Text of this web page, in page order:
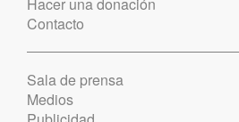
Contacto
Sala de prensa
Medios